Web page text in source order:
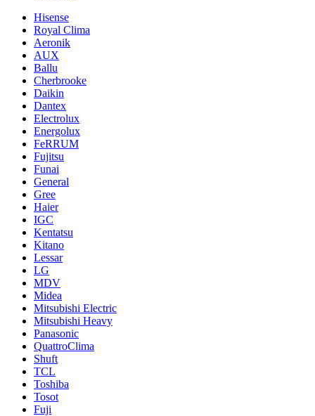
Hisense
Royal Clima
Aeronik
AUX
Ballu
Cherbrooke
Daikin
Dantex
Electrolux
Energolux
FeRRUM
Fujitsu
Funai
General
Gree
Haier
IGC
Kentatsu
Kitano
Lessar
LG
MDV
Midea
Mitsubishi Electric
Mitsubishi Heavy
Panasonic
QuattroClima
Shuft
TCL
Toshiba
Tosot
Fuji